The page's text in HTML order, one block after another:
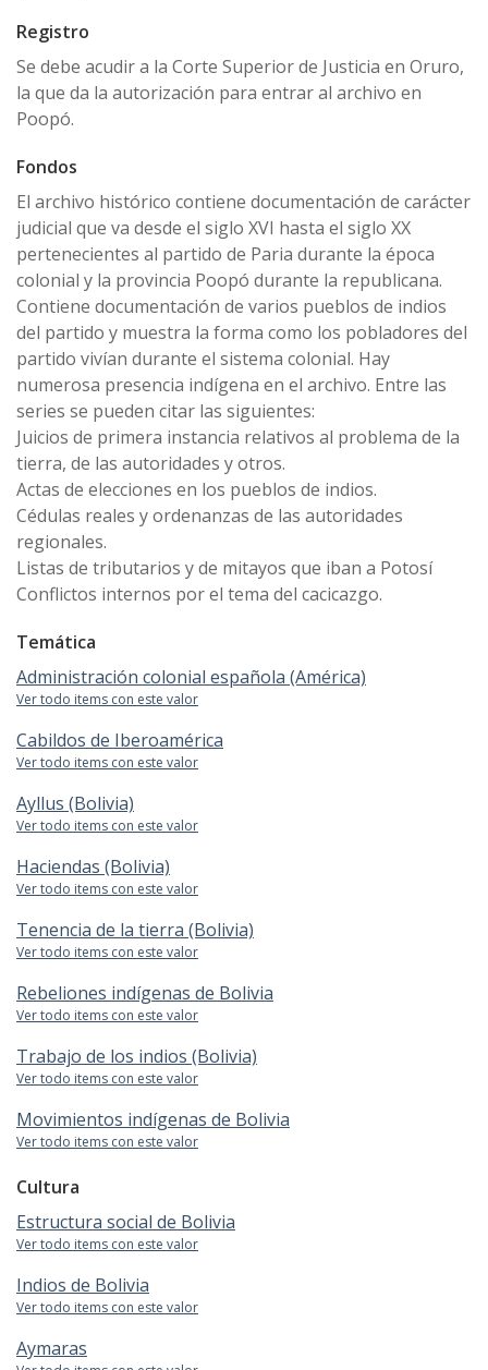
Registro
Se debe acudir a la Corte Superior de Justicia en Oruro,
la que da la autorización para entrar al archivo en
Poopó.
Fondos
El archivo histórico contiene documentación de carácter
judicial que va desde el siglo XVI hasta el siglo XX
pertenecientes al partido de Paria durante la época
colonial y la provincia Poopó durante la republicana.
Contiene documentación de varios pueblos de indios
del partido y muestra la forma como los pobladores del
partido vivían durante el sistema colonial. Hay
numerosa presencia indígena en el archivo. Entre las
series se pueden citar las siguientes:
Juicios de primera instancia relativos al problema de la
tierra, de las autoridades y otros.
Actas de elecciones en los pueblos de indios.
Cédulas reales y ordenanzas de las autoridades
regionales.
Listas de tributarios y de mitayos que iban a Potosí
Conflictos internos por el tema del cacicazgo.
Temática
Administración colonial española (América)
Ver todo items con este valor
Cabildos de Iberoamérica
Ver todo items con este valor
Ayllus (Bolivia)
Ver todo items con este valor
Haciendas (Bolivia)
Ver todo items con este valor
Tenencia de la tierra (Bolivia)
Ver todo items con este valor
Rebeliones indígenas de Bolivia
Ver todo items con este valor
Trabajo de los indios (Bolivia)
Ver todo items con este valor
Movimientos indígenas de Bolivia
Ver todo items con este valor
Cultura
Estructura social de Bolivia
Ver todo items con este valor
Indios de Bolivia
Ver todo items con este valor
Aymaras